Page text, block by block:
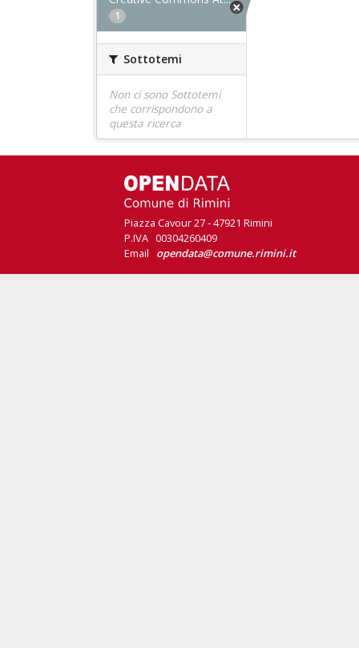
1
Sottotemi
Non ci sono Sottotemi
che corrispondono a
questa ricerca
Piazza Cavour 27 - 47921 Rimini
P.IVA 00304260409
Email opendata@comune.rimini.it